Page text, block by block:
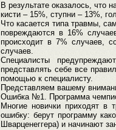
В результате оказалось, что
кисти – 15%, ступни – 13%,
Что касается типа травмы,
повреждаются в 16%
происходит в 7% случаев,
случаев.
Специалисты
представлять себе все
помощью к специалисту.
Представляем вашему
Ошибка №1. Программа
Многие новички приходят в
ошибку: берут программу
Шварценеггера) и начинают